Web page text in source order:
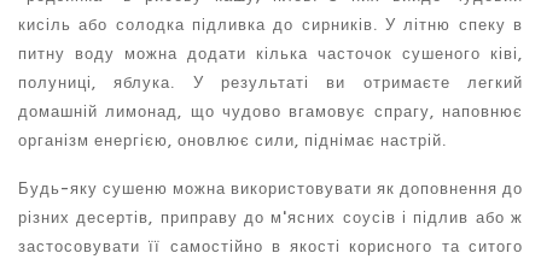
кисіль або солодка підливка до сирників. У літню спеку в
питну воду можна додати кілька часточок сушеного ківі,
полуниці, яблука. У результаті ви отримаєте легкий
домашній лимонад, що чудово вгамовує спрагу, наповнює
організм енергією, оновлює сили, піднімає настрій.
Будь-яку сушеню можна використовувати як доповнення до
різних десертів, приправу до м'ясних соусів і підлив або ж
застосовувати її самостійно в якості корисного та ситого